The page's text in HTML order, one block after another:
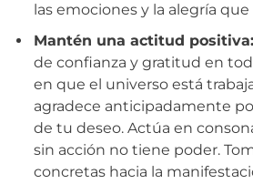
las emociones y la alegría
Mantén una actitud positiva:
de confianza y gratitud en
en que el universo está
agradece anticipadamente
de tu deseo. Actúa en
sin acción no tiene poder.
concretas hacia la